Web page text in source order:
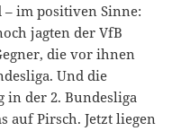
– im positiven Sinne:
jagten der VfB
die vor ihnen
Und die
in der 2. Bundesliga
auf Pirsch. Jetzt liegen